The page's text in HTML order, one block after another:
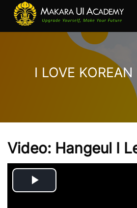
I LOVE KOREAN
Video: Hangeul I
Play